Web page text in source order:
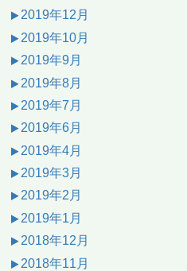
2019年12月
2019年10月
2019年9月
2019年8月
2019年7月
2019年6月
2019年4月
2019年3月
2019年2月
2019年1月
2018年12月
2018年11月